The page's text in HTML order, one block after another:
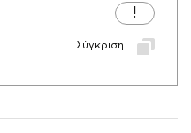
Σύγκριση